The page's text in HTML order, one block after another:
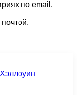
по email.